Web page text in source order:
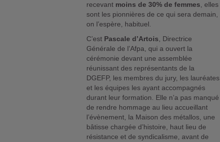
recevant moins de 30% de femmes , elles
sont les pionnières de ce qui sera demain,
on l’espère, habituel.
C’est Pascale d’Artois , Directrice
Générale de l’Afpa, qui a ouvert la
cérémonie devant une assemblée
réunissant des représentants de la
DGEFP, les membres du jury, les lauréates
et les équipes les ayant accompagnés
durant leur formation. Elle n’a pas manqué
de rendre hommage au lieu accueillant
l’évènement, la Maison des métallos, une
bâtisse chargée d’histoire, haut lieu de
résistance et de syndicalisme, avant de